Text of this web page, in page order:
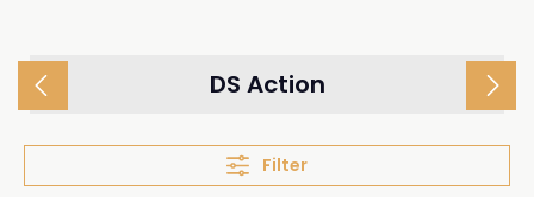
DS Action
Filter